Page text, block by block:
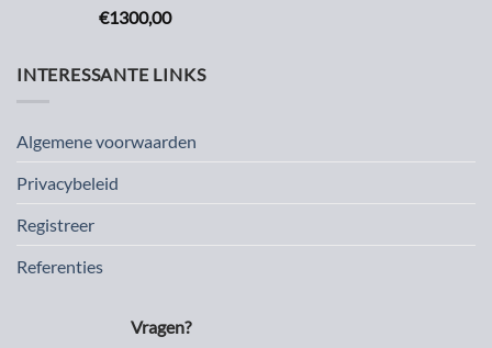
€1300,00
INTERESSANTE LINKS
Algemene voorwaarden
Privacybeleid
Registreer
Referenties
Vragen?